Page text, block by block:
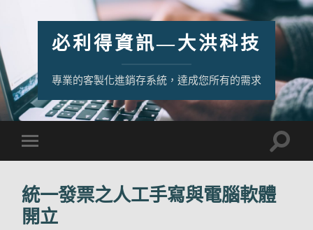
必利得資訊—大洪科技
專業的客製化進銷存系統，達成您所有的需求
統一發票之人工手寫與電腦軟體
開立